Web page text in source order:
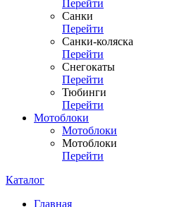
Перейти
Санки
Перейти
Санки-коляска
Перейти
Снегокаты
Перейти
Тюбинги
Перейти
Мотоблоки
Мотоблоки
Мотоблоки
Перейти
Каталог
Главная